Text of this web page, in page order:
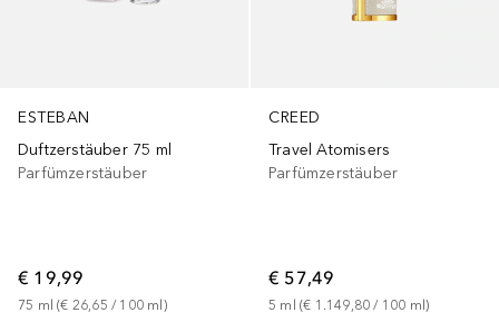
ESTEBAN
Duftzerstäuber 75 ml
Parfümzerstäuber
€ 19,99
75 ml (€ 26,65 / 100 ml )
CREED
Travel Atomisers
Parfümzerstäuber
€ 57,49
5 ml (€ 1.149,80 / 100 ml)